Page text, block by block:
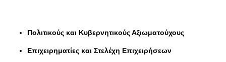
Πολιτικούς και Κυβερνητικούς Αξιωματούχους
Επιχειρηματίες και Στελέχη Επιχειρήσεων